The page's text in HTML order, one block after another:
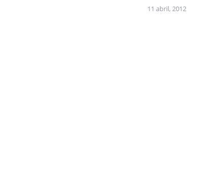
11 abril, 2012